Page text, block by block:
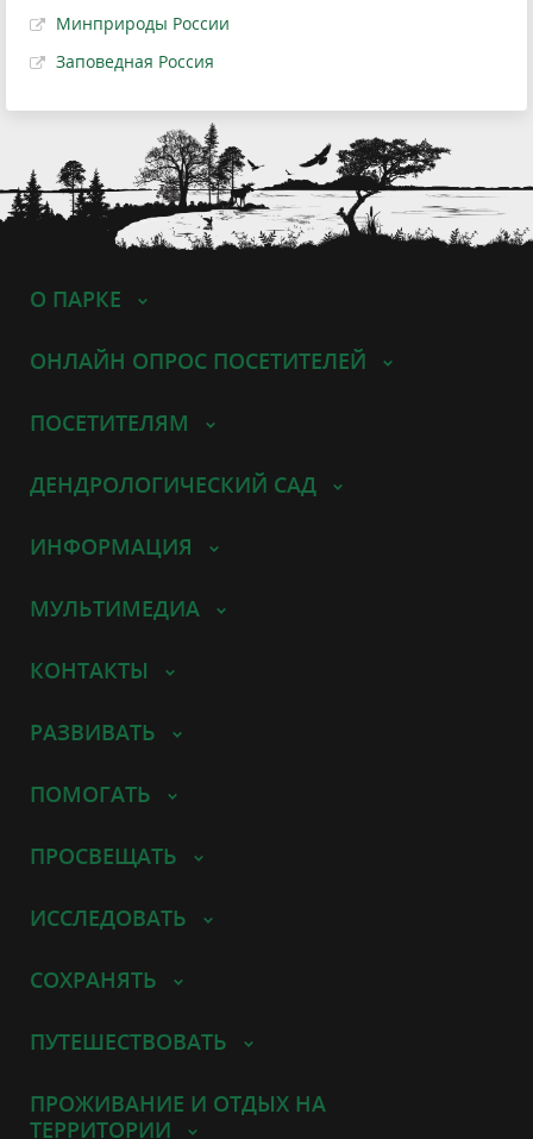
Минприроды России
Заповедная Россия
О ПАРКЕ
ОНЛАЙН ОПРОС ПОСЕТИТЕЛЕЙ
ПОСЕТИТЕЛЯМ
ДЕНДРОЛОГИЧЕСКИЙ САД
ИНФОРМАЦИЯ
МУЛЬТИМЕДИА
КОНТАКТЫ
РАЗВИВАТЬ
ПОМОГАТЬ
ПРОСВЕЩАТЬ
ИССЛЕДОВАТЬ
СОХРАНЯТЬ
ПУТЕШЕСТВОВАТЬ
ПРОЖИВАНИЕ И ОТДЫХ НА
ТЕРРИТОРИИ